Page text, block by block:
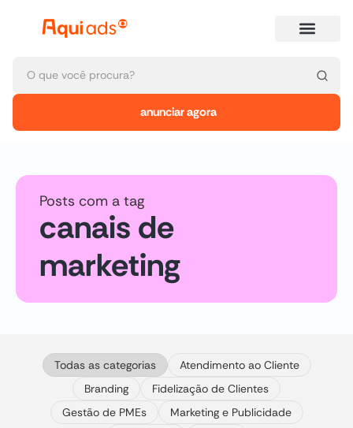
anunciar agora
Posts com a tag
canais de
marketing
Todas as categorias
Atendimento ao Cliente
Branding
Fidelização de Clientes
Gestão de PMEs
Marketing e Publicidade